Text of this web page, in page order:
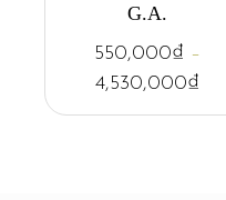
G.A.
550,000₫ –
4,530,000₫